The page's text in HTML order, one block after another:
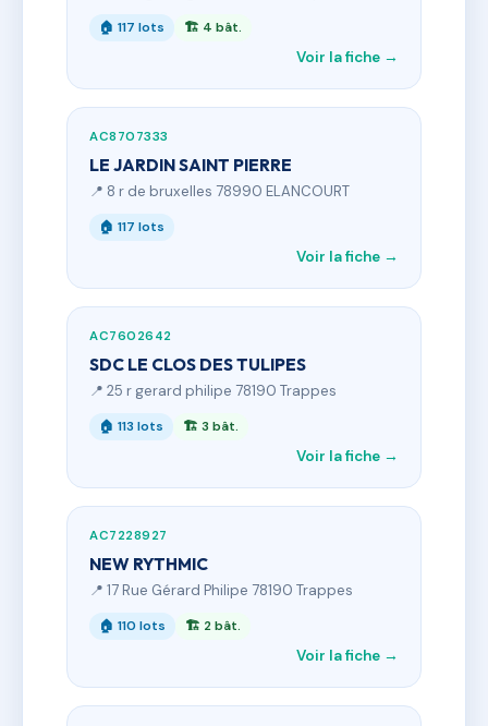
🏠 117 lots 🏗 4 bât.
Voir la fiche →
AC8707333
LE JARDIN SAINT PIERRE
📍 8 r de bruxelles 78990 ELANCOURT
🏠 117 lots
Voir la fiche →
AC7602642
SDC LE CLOS DES TULIPES
📍 25 r gerard philipe 78190 Trappes
🏠 113 lots 🏗 3 bât.
Voir la fiche →
AC7228927
NEW RYTHMIC
📍 17 Rue Gérard Philipe 78190 Trappes
🏠 110 lots 🏗 2 bât.
Voir la fiche →